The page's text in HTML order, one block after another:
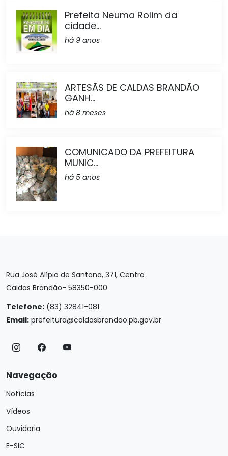
Prefeita Neuma Rolim da
cidade...
há 9 anos
ARTESÃS DE CALDAS BRANDÃO
GANH...
há 8 meses
COMUNICADO DA PREFEITURA
MUNIC...
há 5 anos
Rua José Alípio de Santana, 371, Centro
Caldas Brandão- 58350-000
Telefone: (83) 32841-081
Email: prefeitura@caldasbrandao.pb.gov.br
Navegação
Notícias
Vídeos
Ouvidoria
E-SIC